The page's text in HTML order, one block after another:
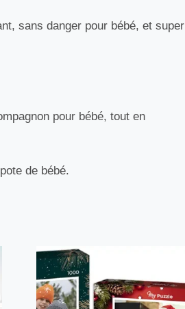
sans danger pour bébé, et super
pour bébé, tout en
de bébé.